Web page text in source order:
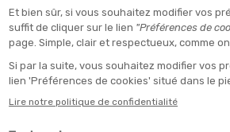
EN 24/48H
189,00 €
OSPREY
EN STOCK - EXPÉDIÉ EN 24/48H
-35%